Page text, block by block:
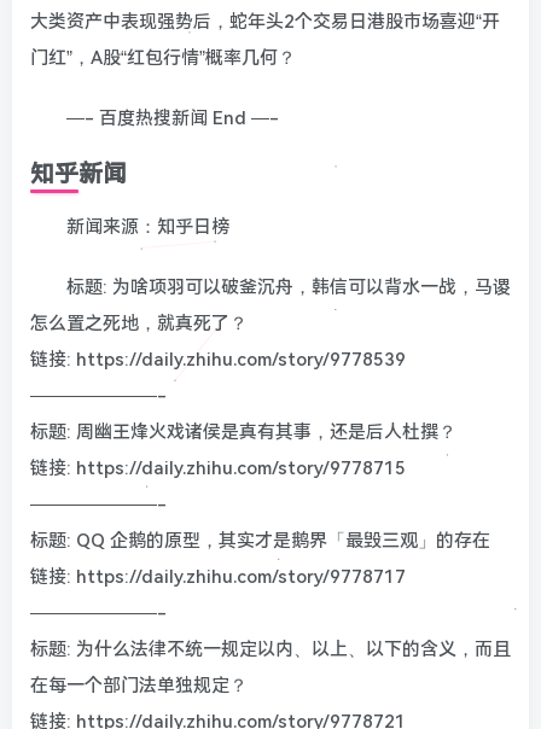
大类资产中表现强势后，蛇年头2个交易日港股市场喜迎“开
门红”，A股“红包行情”概率几何？
—- 百度热搜新闻 End —-
知乎新闻
新闻来源：知乎日榜
标题: 为啥项羽可以破釜沉舟，韩信可以背水一战，马谡
怎么置之死地，就真死了？
链接: https://daily.zhihu.com/story/9778539
———————-
标题: 周幽王烽火戏诸侯是真有其事，还是后人杜撰？
链接: https://daily.zhihu.com/story/9778715
———————-
标题: QQ 企鹅的原型，其实才是鹅界「最毁三观」的存在
链接: https://daily.zhihu.com/story/9778717
———————-
标题: 为什么法律不统一规定以内、以上、以下的含义，而且
在每一个部门法单独规定？
链接: https://daily.zhihu.com/story/9778721